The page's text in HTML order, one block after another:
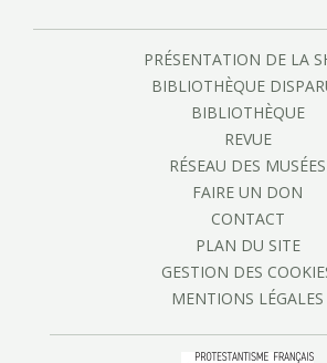
PRÉSENTATION DE LA
BIBLIOTHÈQUE
BIBLIOTHÈQUE
REVUE
RÉSEAU DES MUSÉES
FAIRE UN DON
CONTACT
PLAN DU SITE
GESTION DES
MENTIONS LÉGALES